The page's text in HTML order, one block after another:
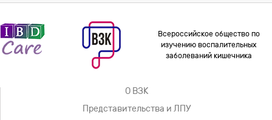
Всероссийское общество по
изучению воспалительных
заболеваний кишечника
О ВЗК
Представительства и ЛПУ